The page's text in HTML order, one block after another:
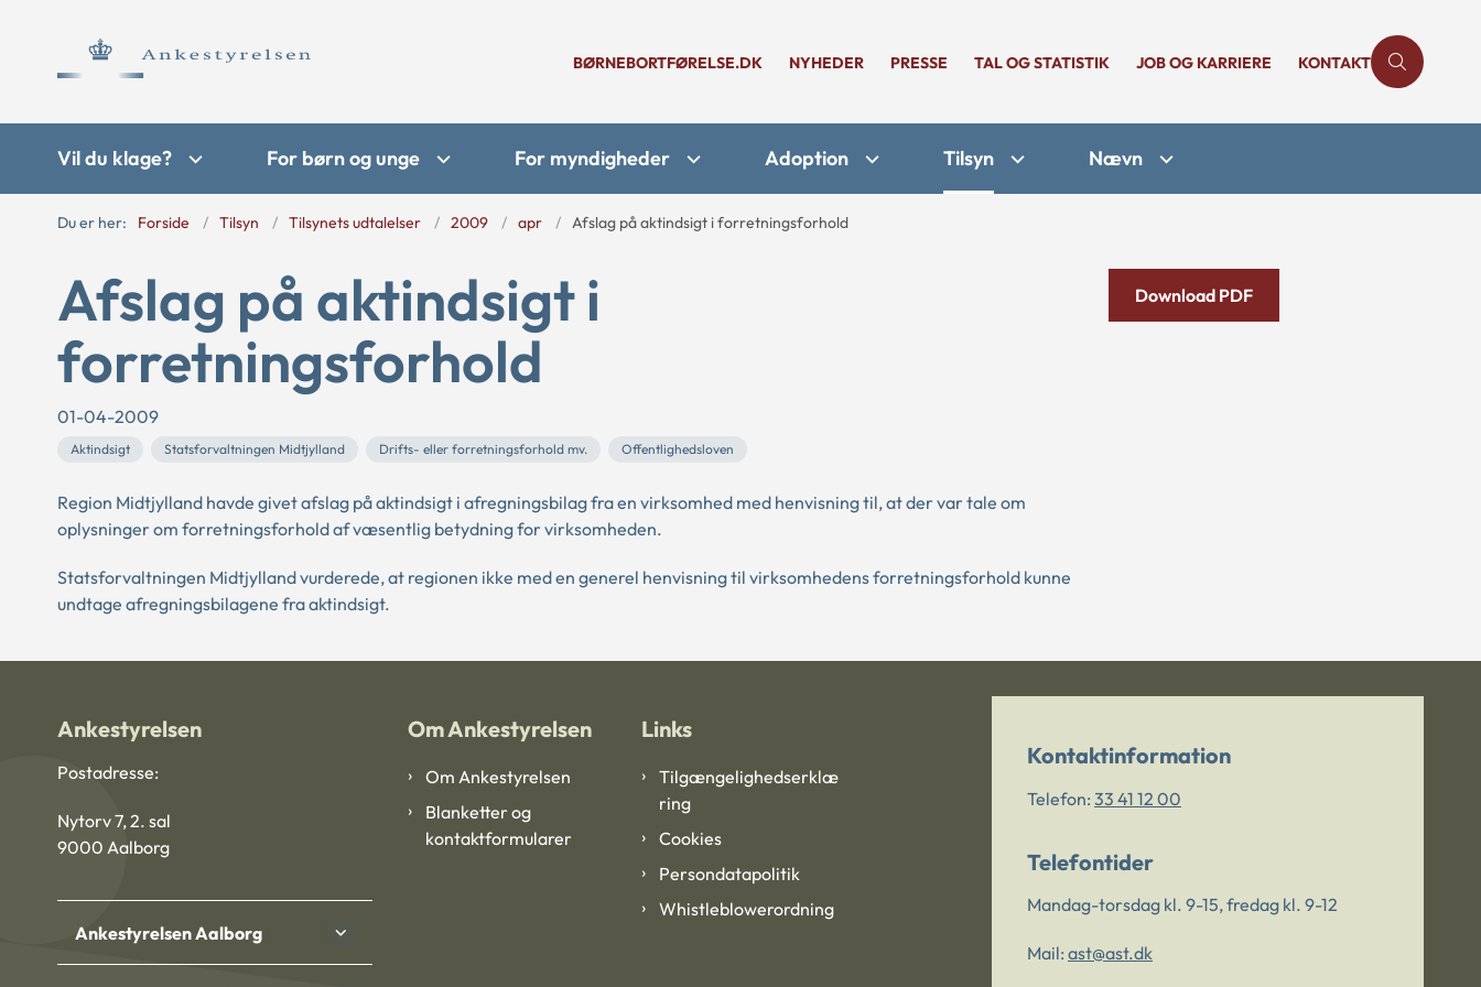
BØRNEBORTFØRELSE.DK NYHEDER PRESSE TAL OG STATISTIK JOB OG KARRIERE KONTAKT
Vil du klage? For børn og unge For myndigheder Adoption Tilsyn Nævn
Du er her: Forside Tilsyn Tilsynets udtalelser 2009 apr Afslag på aktindsigt i forretningsforhold
Afslag på aktindsigt i
forretningsforhold
01-04-2009
Aktindsigt Statsforvaltningen Midtjylland Drifts- eller forretningsforhold mv. Offentlighedsloven
Region Midtjylland havde givet afslag på aktindsigt i afregningsbilag fra en virksomhed med henvisning til, at der var tale om
oplysninger om forretningsforhold af væsentlig betydning for virksomheden.
Statsforvaltningen Midtjylland vurderede, at regionen ikke med en generel henvisning til virksomhedens forretningsforhold kunne
undtage afregningsbilagene fra aktindsigt.
Download PDF
Ankestyrelsen
Postadresse:
Nytorv 7, 2. sal
9000 Aalborg
Ankestyrelsen Aalborg
Om Ankestyrelsen
Om Ankestyrelsen
Blanketter og
kontaktformularer
Links
Tilgængelighedserklæ
ring
Cookies
Persondatapolitik
Whistleblowerordning
Kontaktinformation
Telefon: 33 41 12 00
Telefontider
Mandag-torsdag kl. 9-15, fredag kl. 9-12
Mail: ast@ast.dk